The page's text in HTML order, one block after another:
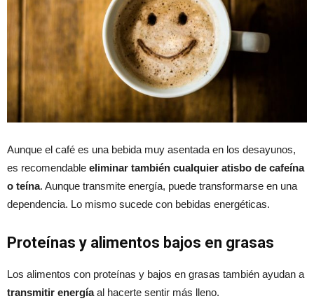
Aunque el café es una bebida muy asentada en los desayunos,
es recomendable eliminar también cualquier atisbo de cafeína
o teína. Aunque transmite energía, puede transformarse en una
dependencia. Lo mismo sucede con bebidas energéticas.
Proteínas y alimentos bajos en grasas
Los alimentos con proteínas y bajos en grasas también ayudan a
transmitir energíaal hacerte sentir más lleno.